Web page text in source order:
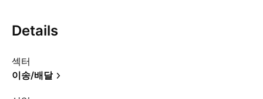
Details
섹터
이송/배달